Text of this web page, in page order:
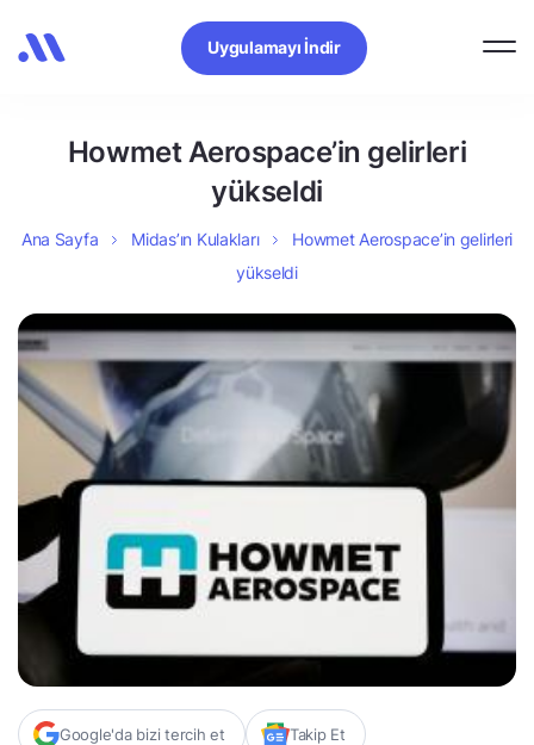
Uygulamayı İndir
Howmet Aerospace’in gelirleri
yükseldi
Ana Sayfa Midas’ın Kulakları
Howmet Aerospace’in gelirleri
yükseldi
Google'da bizi tercih et Takip Et